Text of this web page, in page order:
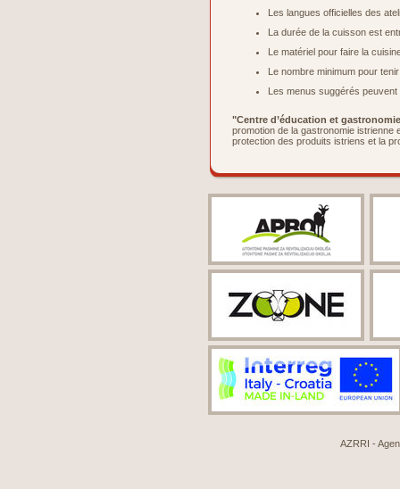
Les langues officielles des
La durée de la cuisson est
Le matériel pour faire la
Le nombre minimum pour tenir
Les menus suggérés
"Centre d’éducation et
promotion de la gastronomie istrienne
protection des produits istriens et la
AZRRI -